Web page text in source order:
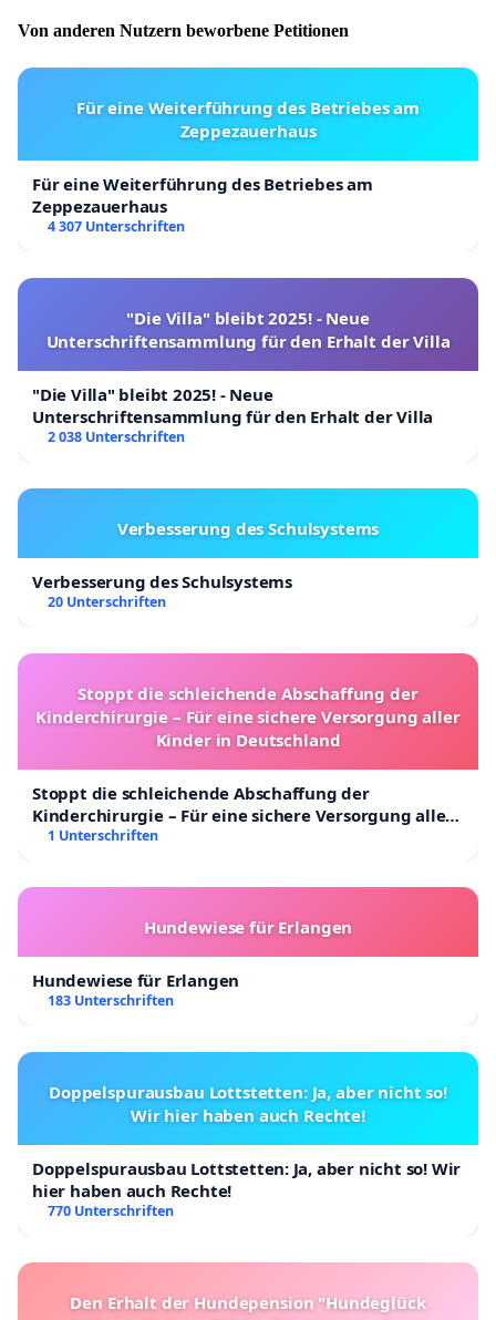
Von anderen Nutzern beworbene Petitionen
Für eine Weiterführung des Betriebes am
Zeppezauerhaus
Für eine Weiterführung des Betriebes am
Zeppezauerhaus
4 307 Unterschriften
"Die Villa" bleibt 2025! - Neue
Unterschriftensammlung für den Erhalt der Villa
"Die Villa" bleibt 2025! - Neue
Unterschriftensammlung für den Erhalt der Villa
2 038 Unterschriften
Verbesserung des Schulsystems
Verbesserung des Schulsystems
20 Unterschriften
Stoppt die schleichende Abschaffung der
Kinderchirurgie – Für eine sichere Versorgung aller
Kinder in Deutschland
Stoppt die schleichende Abschaffung der
Kinderchirurgie – Für eine sichere Versorgung aller
Kinder in Deutschland
1 Unterschriften
Hundewiese für Erlangen
Hundewiese für Erlangen
183 Unterschriften
Doppelspurausbau Lottstetten: Ja, aber nicht so!
Wir hier haben auch Rechte!
Doppelspurausbau Lottstetten: Ja, aber nicht so! Wir
hier haben auch Rechte!
770 Unterschriften
Den Erhalt der Hundepension "Hundeglück